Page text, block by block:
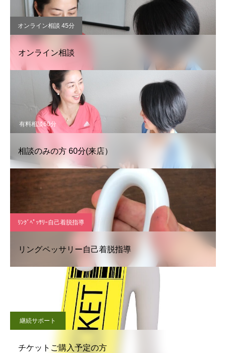
オンライン相談 45分
オンライン相談
有料相談60分
相談のみの方 60分(来店）
ﾘﾝｸﾞﾍﾟｯｻﾘｰ自己着脱指導
リングペッサリー自己着脱指導
継続サポート
チケットご購入予定の方